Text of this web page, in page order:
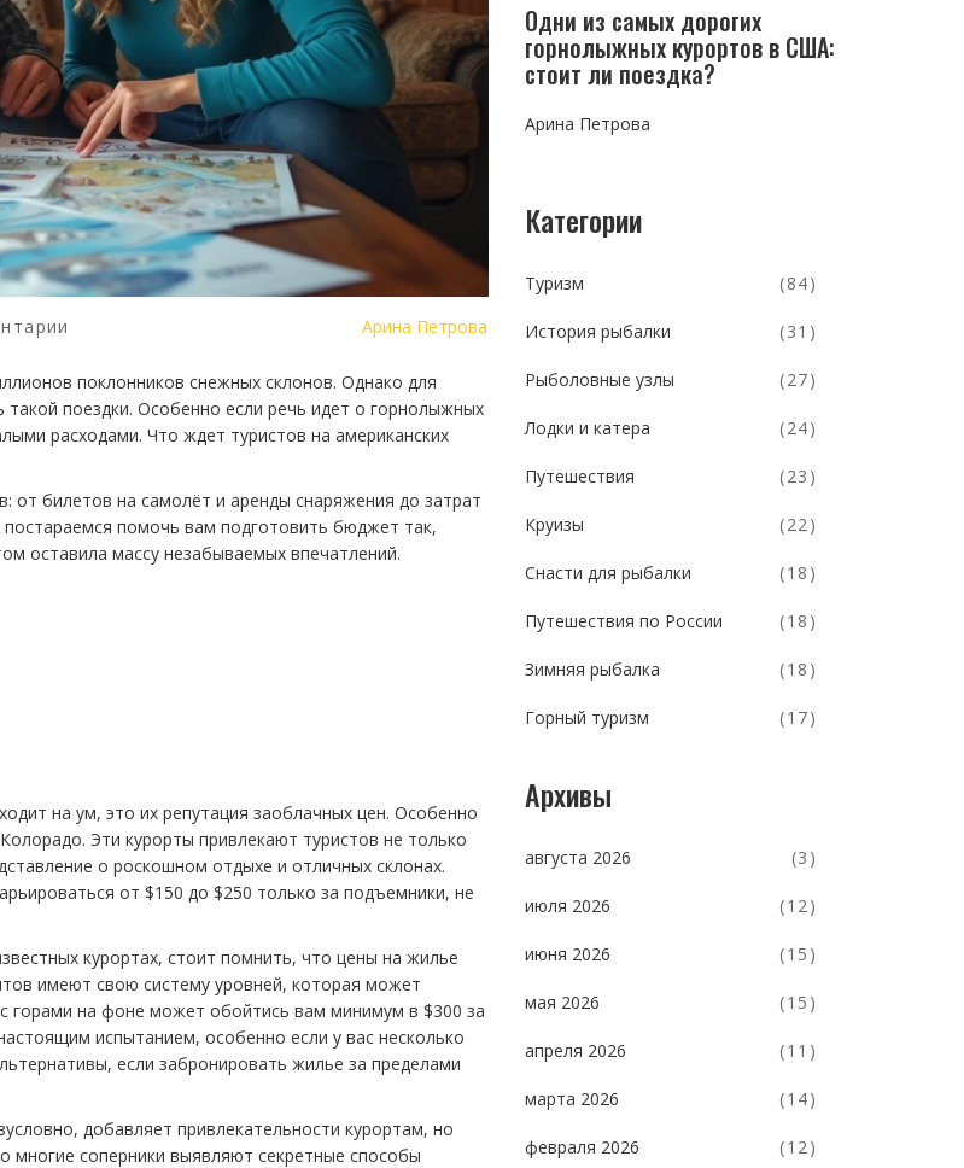
Арина Петрова
поклонников снежных склонов. Однако для
поездки. Особенно если речь идет о горнолыжных
расходами. Что ждет туристов на американских
билетов на самолёт и аренды снаряжения до затрат
помочь вам подготовить бюджет так,
оставила массу незабываемых впечатлений.
на ум, это их репутация заоблачных цен. Особенно
Эти курорты привлекают туристов не только
о роскошном отдыхе и отличных склонах.
от $150 до $250 только за подъемники, не
курортах, стоит помнить, что цены на жилье
имеют свою систему уровней, которая может
на фоне может обойтись вам минимум в $300 за
испытанием, особенно если у вас несколько
если забронировать жилье за пределами
добавляет привлекательности курортам, но
многие соперники выявляют секретные способы
Одни из самых дорогих
горнолыжных курортов в США:
стоит ли поездка?
Арина Петрова
Категории
Туризм (84)
История рыбалки (31)
Рыболовные узлы (27)
Лодки и катера (24)
Путешествия (23)
Круизы (22)
Снасти для рыбалки (18)
Путешествия по России (18)
Зимняя рыбалка (18)
Горный туризм (17)
Архивы
августа 2026 (3)
июля 2026 (12)
июня 2026 (15)
мая 2026 (15)
апреля 2026 (11)
марта 2026 (14)
февраля 2026 (12)